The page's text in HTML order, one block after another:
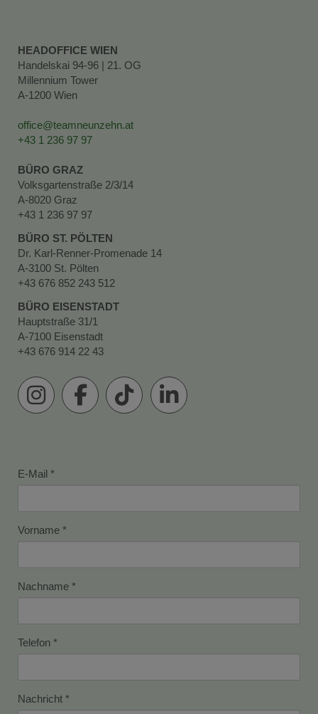
HEADOFFICE WIEN
Handelskai 94-96 | 21. OG
Millennium Tower
A-1200 Wien
office@teamneunzehn.at
+43 1 236 97 97
BÜRO GRAZ
Volksgartenstraße 2/3/14
A-8020 Graz
+43 1 236 97 97
BÜRO ST. PÖLTEN
Dr. Karl-Renner-Promenade 14
A-3100 St. Pölten
+43 676 852 243 512
BÜRO EISENSTADT
Hauptstraße 31/1
A-7100 Eisenstadt
+43 676 914 22 43
E-Mail
Vorname
Nachname
Telefon
Nachricht